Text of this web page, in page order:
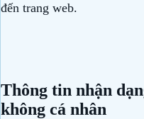
đến trang web.
Thông tin nhận
không cá nhân